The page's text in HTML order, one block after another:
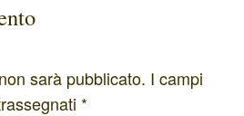
sarà pubblicato. I campi
*